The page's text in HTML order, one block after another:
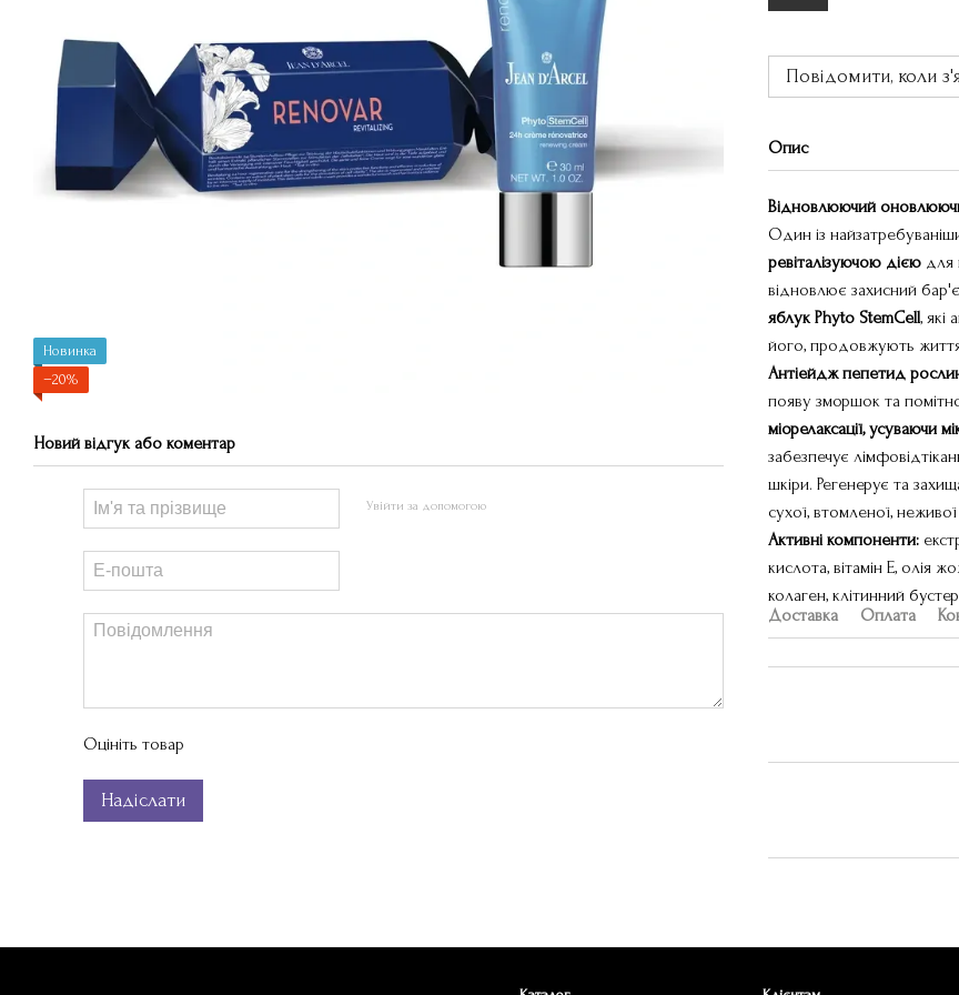
Новинка
−20%
Новий відгук або коментар
Увійти за допомогою
Оцініть товар
Надіслати
Повідомити, коли
Опис
Відновлюючий
Один із
ревіталізуючою дією для
відновлює захисний
яблук Phyto StemCell, які
його, продовжують життя
Антіейдж пепетид
появу зморшок та
міорелаксації, усуваючи
забезпечує
шкіри. Регенерує та
сухої, втомленої,
Активні компоненти:
кислота, вітамін Е, олія
колаген, клітинний
Доставка
Оплата